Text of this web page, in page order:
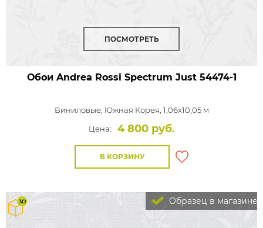
ПОСМОТРЕТЬ
Обои Andrea Rossi Spectrum Just54474-1
Виниловые, Южная Корея, 1,06x10,05 м
Цена:
4 800 руб.
В КОРЗИНУ
Образец в магазине